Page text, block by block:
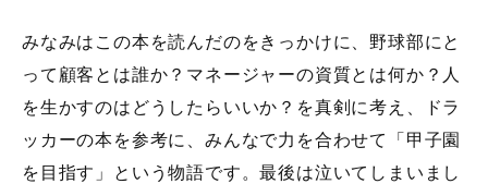
みなみはこの本を読んだのをきっかけに、野球部にと
って顧客とは誰か？マネージャーの資質とは何か？人
を生かすのはどうしたらいいか？を真剣に考え、ドラ
ッカーの本を参考に、みんなで力を合わせて「甲子園
を目指す」という物語です。最後は泣いてしまいまし